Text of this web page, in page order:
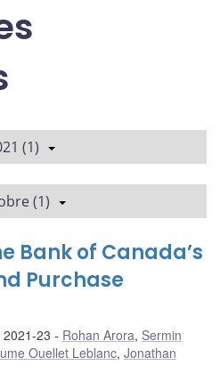
(1)
(1)
Bank of Canada’s
Purchase
23 Rohan Arora, Sermin
Ouellet Leblanc, Jonathan